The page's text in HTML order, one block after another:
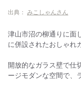
出典： みこしゃんさん
津山市沼の柳通りに面
に併設されたおしゃれ
開放的なガラス壁で仕
ージモダンな空間で、